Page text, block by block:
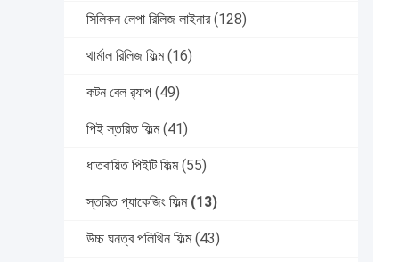
সিলিকন লেপা রিলিজ লাইনার (128)
থার্মাল রিলিজ ফিল্ম (16)
কটন বেল র‍্যাপ (49)
পিই স্তরিত ফিল্ম (41)
ধাতবায়িত পিইটি ফিল্ম (55)
স্তরিত প্যাকেজিং ফিল্ম (13)
উচ্চ ঘনত্ব পলিথিন ফিল্ম (43)